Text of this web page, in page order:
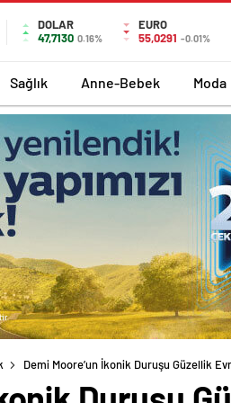
DOLAR
47,7130 0.16%
EURO
55,0291 -0.01%
Sağlık Anne-Bebek Moda
Demi Moore’un İkonik Duruşu Güzellik